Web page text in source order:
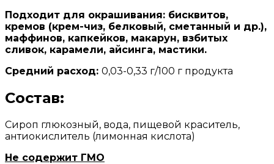
Подходит для окрашивания: бисквитов,
кремов (крем-чиз, белковый, сметанный и др.),
маффинов, капкейков, макарун, взбитых
сливок, карамели, айсинга, мастики.
Средний расход: 0,03-0,33 г/100 г продукта
Состав:
Сироп глюкозный, вода, пищевой краситель,
антиокислитель (лимонная кислота)
Не содержит ГМО